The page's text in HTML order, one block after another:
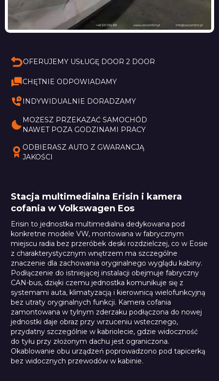
OFERUJEMY USŁUGĘ DOOR 2 DOOR
CHĘTNIE ODPOWIADAMY
INDYWIDUALNIE DORADZAMY
MOŻESZ PRZEKAZAĆ SAMOCHÓD
NAWET POZA GODZINAMI PRACY
ODBIERASZ AUTO Z GWARANCJĄ
JAKOŚCI
Stacja multimedialna Erisin i kamera
cofania w Volkswagen Eos
Erisin to jednostka multimedialna dedykowana pod
konkretne modele VW, montowana w fabrycznym
miejscu radia bez przeróbek deski rozdzielczej, co w Eosie
z charakterystycznym wnętrzem ma szczególne
znaczenie dla zachowania oryginalnego wyglądu kabiny.
Podłączenie do istniejącej instalacji obejmuje fabryczny
CAN-bus, dzięki czemu jednostka komunikuje się z
systemami auta, klimatyzacją i kierownicą wielofunkcyjną
bez utraty oryginalnych funkcji. Kamera cofania
zamontowana w tylnym zderzaku podłączona do nowej
jednostki daje obraz przy wrzuceniu wstecznego,
przydatny szczególnie w kabriolecie, gdzie widoczność
do tyłu przy złożonym dachu jest ograniczona.
Okablowanie obu urządzeń poprowadzono pod tapicerką
bez widocznych przewodów w kabinie.